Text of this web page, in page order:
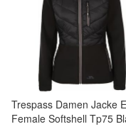
Trespass Damen Jacke
Female Softshell Tp75